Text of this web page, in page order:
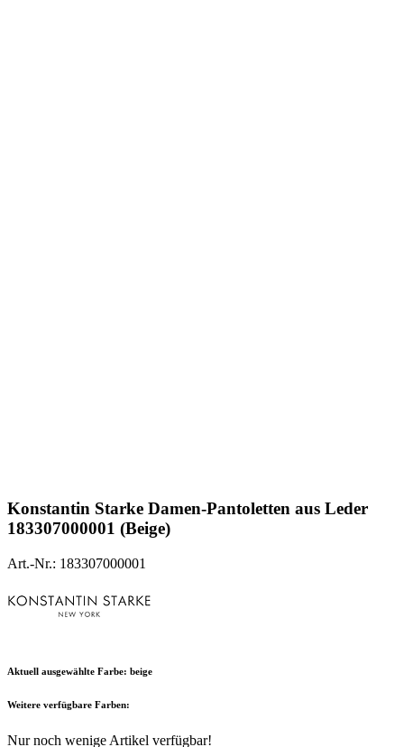
Konstantin Starke Damen-Pantoletten aus Leder
183307000001 (Beige)
Art.-Nr.: 183307000001
Aktuell ausgewählte Farbe: beige
Weitere verfügbare Farben:
Nur noch wenige Artikel verfügbar!